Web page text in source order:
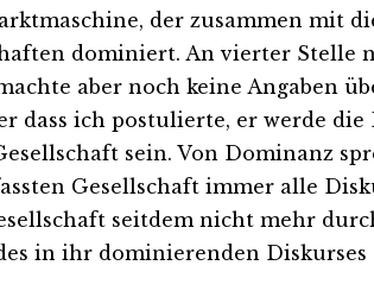
der zusammen mit
dominiert. An vierter Stelle
aber noch keine Angaben
dass ich postulierte, er werde die
sein. Von Dominanz
Gesellschaft immer alle
seitdem nicht mehr
in ihr dominierenden